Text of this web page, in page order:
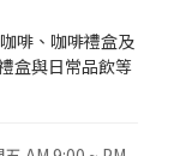
啡、咖啡禮盒及
盒與日常品飲等